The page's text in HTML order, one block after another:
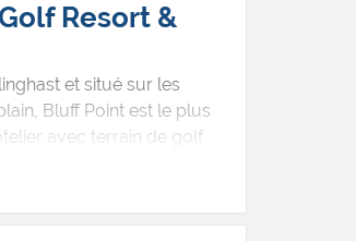
Resort &
et situé sur les
Bluff Point est le plus
avec terrain de golf
des forfaits de
sur le lac Champlain.